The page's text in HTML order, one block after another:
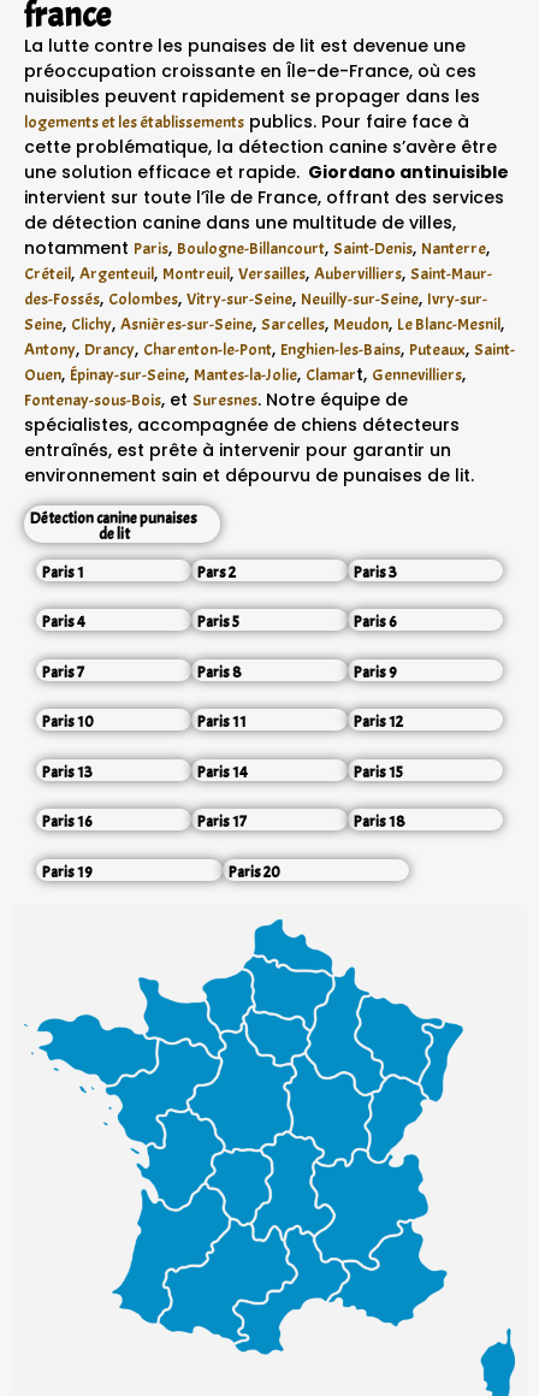
france
La lutte contre les punaises de lit est devenue une
préoccupation croissante en Île-de-France, où ces
nuisibles peuvent rapidement se propager dans les
logements et les établissements publics. Pour faire face à
cette problématique, la détection canine s’avère être
une solution efficace et rapide. Giordano antinuisible
intervient sur toute l’île de France, offrant des services
de détection canine dans une multitude de villes,
notamment Paris, Boulogne-Billancourt, Saint-Denis, Nanterre,
Créteil, Argenteuil, Montreuil, Versailles, Aubervilliers, Saint-Maur-
des-Fossés, Colombes, Vitry-sur-Seine, Neuilly-sur-Seine, Ivry-sur-
Seine, Clichy, Asnières-sur-Seine, Sarcelles, Meudon, Le Blanc-Mesnil,
Antony, Drancy, Charenton-le-Pont, Enghien-les-Bains, Puteaux, Saint-
Ouen, Épinay-sur-Seine, Mantes-la-Jolie, Clamart, Gennevilliers,
Fontenay-sous-Bois, et Suresnes. Notre équipe de
spécialistes, accompagnée de chiens détecteurs
entraînés, est prête à intervenir pour garantir un
environnement sain et dépourvu de punaises de lit.
Détection canine punaises
de lit
Paris 1
Pars 2 Paris 3
Paris 4 Paris 5 Paris 6
Paris 7 Paris 8 Paris 9
Paris 10 Paris 11 Paris 12
Paris 13 Paris 14 Paris 15
Paris 16 Paris 17 Paris 18
Paris 19 Paris 20